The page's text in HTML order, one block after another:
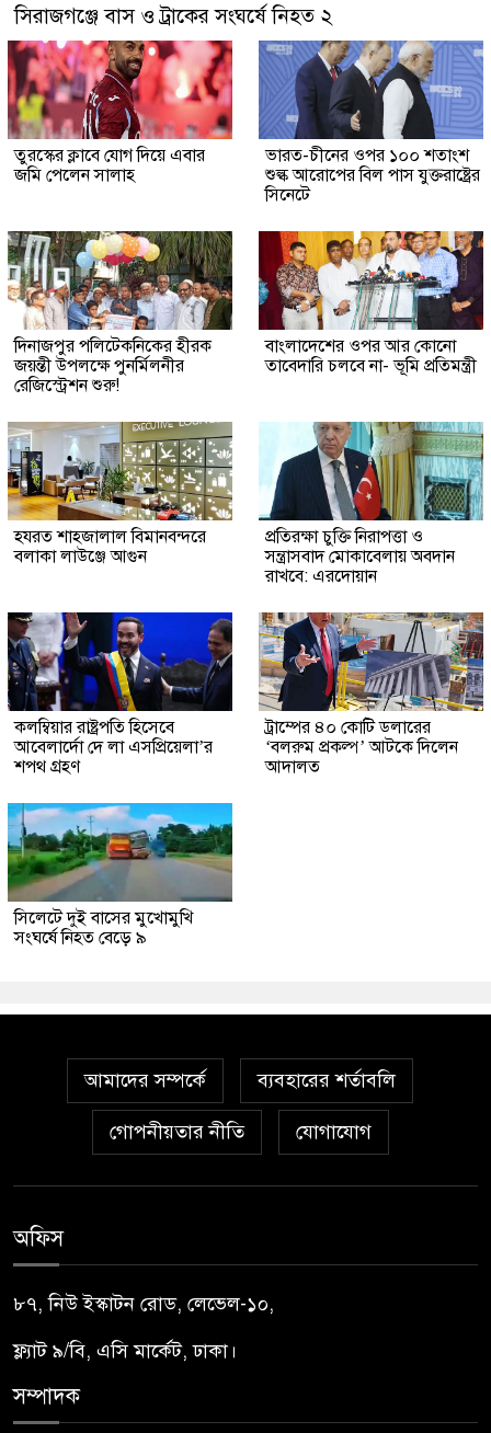
সিরাজগঞ্জে বাস ও ট্রাকের সংঘর্ষে নিহত ২
তুরস্কের ক্লাবে যোগ দিয়ে এবার
জমি পেলেন সালাহ
ভারত-চীনের ওপর ১০০ শতাংশ
শুল্ক আরোপের বিল পাস যুক্তরাষ্ট্রের
সিনেটে
দিনাজপুর পলিটেকনিকের হীরক
জয়ন্তী উপলক্ষে পুনর্মিলনীর
রেজিস্ট্রেশন শুরু!
বাংলাদেশের ওপর আর কোনো
তাবেদারি চলবে না- ভূমি প্রতিমন্ত্রী
হযরত শাহজালাল বিমানবন্দরে
বলাকা লাউঞ্জে আগুন
প্রতিরক্ষা চুক্তি নিরাপত্তা ও
সন্ত্রাসবাদ মোকাবেলায় অবদান
রাখবে: এরদোয়ান
কলম্বিয়ার রাষ্ট্রপতি হিসেবে
আবেলার্দো দে লা এসপ্রিয়েলা’র
শপথ গ্রহণ
ট্রাম্পের ৪০ কোটি ডলারের
‘বলরুম প্রকল্প’ আটকে দিলেন
আদালত
সিলেটে দুই বাসের মুখোমুখি
সংঘর্ষে নিহত বেড়ে ৯
আমাদের সম্পর্কে ব্যবহারের শর্তাবলি
গোপনীয়তার নীতি যোগাযোগ
অফিস
৮৭, নিউ ইস্কাটন রোড, লেভেল-১০,
ফ্ল্যাট ৯/বি, এসি মার্কেট, ঢাকা।
সম্পাদক